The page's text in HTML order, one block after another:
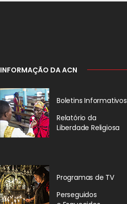
INFORMAÇÃO DA ACN
Boletins Informativos
Relatório da
Liberdade Religiosa
Programas de TV
Perseguidos